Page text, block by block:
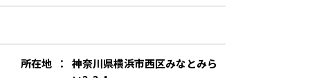
所在地 ：
神奈川県横浜市西区みなとみら